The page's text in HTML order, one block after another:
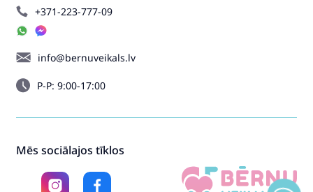
+371-223-777-09
info@bernuveikals.lv
P-P: 9:00-17:00
Mēs sociālajos tīklos